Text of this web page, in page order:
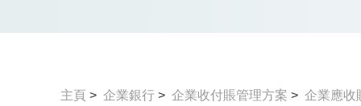
主頁 > 企業銀行 > 企業收付賬管理方案 > 企業應收